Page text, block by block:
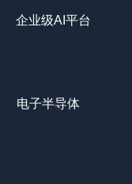
企业级AI平台
电子半导体